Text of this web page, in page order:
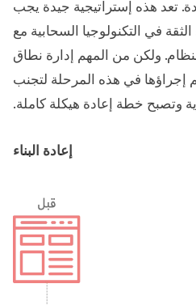
تعد هذه إستراتيجية جيدة يجب
الثقة في التكنولوجيا السحابية مع
ولكن من المهم إدارة نطاق
إجراؤها في هذه المرحلة لتجنب
وتصبح خطة إعادة هيكلة كاملة.
إعادة البناء